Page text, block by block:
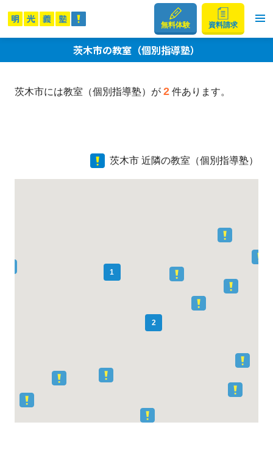
無料体験 資料請求
茨木市の教室（個別指導塾）
茨木市には教室（個別指導塾）が 2件あります。
茨木市 近隣の教室（個別指導塾）
2
1